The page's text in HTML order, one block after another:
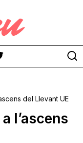
del Llevant UE
l’ascens